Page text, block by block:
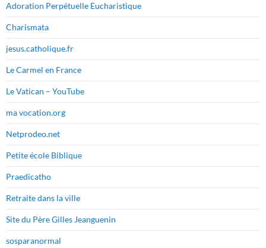
Adoration Perpétuelle Eucharistique
Charismata
jesus.catholique.fr
Le Carmel en France
Le Vatican – YouTube
ma vocation.org
Netprodeo.net
Petite école Biblique
Praedicatho
Retraite dans la ville
Site du Père Gilles Jeanguenin
sosparanormal